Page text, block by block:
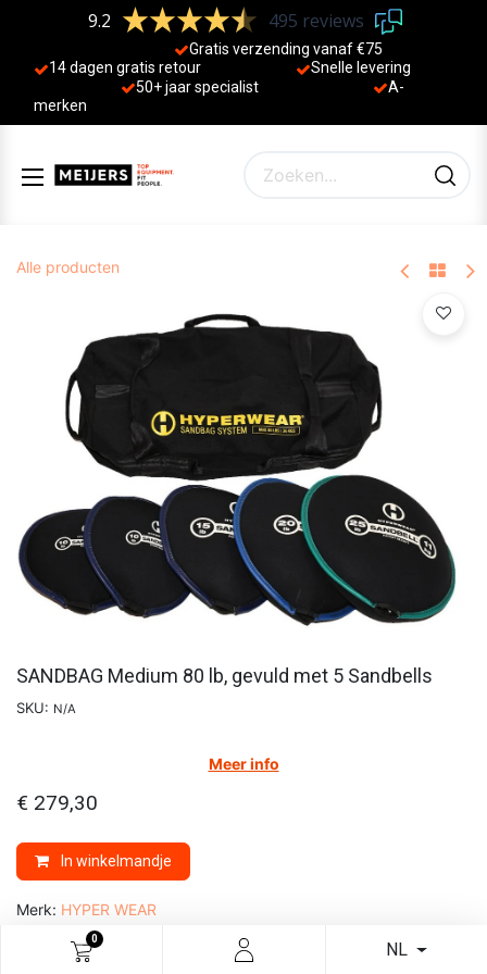
0
NL
9.2 495 reviews
Gratis verzending vanaf €75
14 dagen gratis retour
Sne lle levering
50+ jaar specialist
A-
merken
Alle producten
SANDBAG Medium 80 lb, gevuld met 5 Sandbells
SKU: N/A
Meer info
€ 279,30
In winkelmandje
Merk: HYPER WEAR